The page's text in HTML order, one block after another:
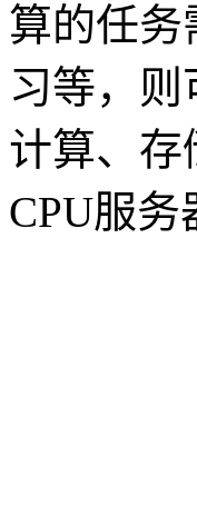
算的任务
习等，
计算、存
CPU服